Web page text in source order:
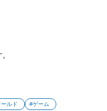
ルド #ゲーム